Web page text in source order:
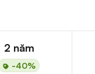
2 năm
-40%